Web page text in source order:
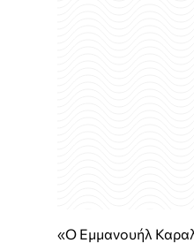
«Ο Εμμανουήλ